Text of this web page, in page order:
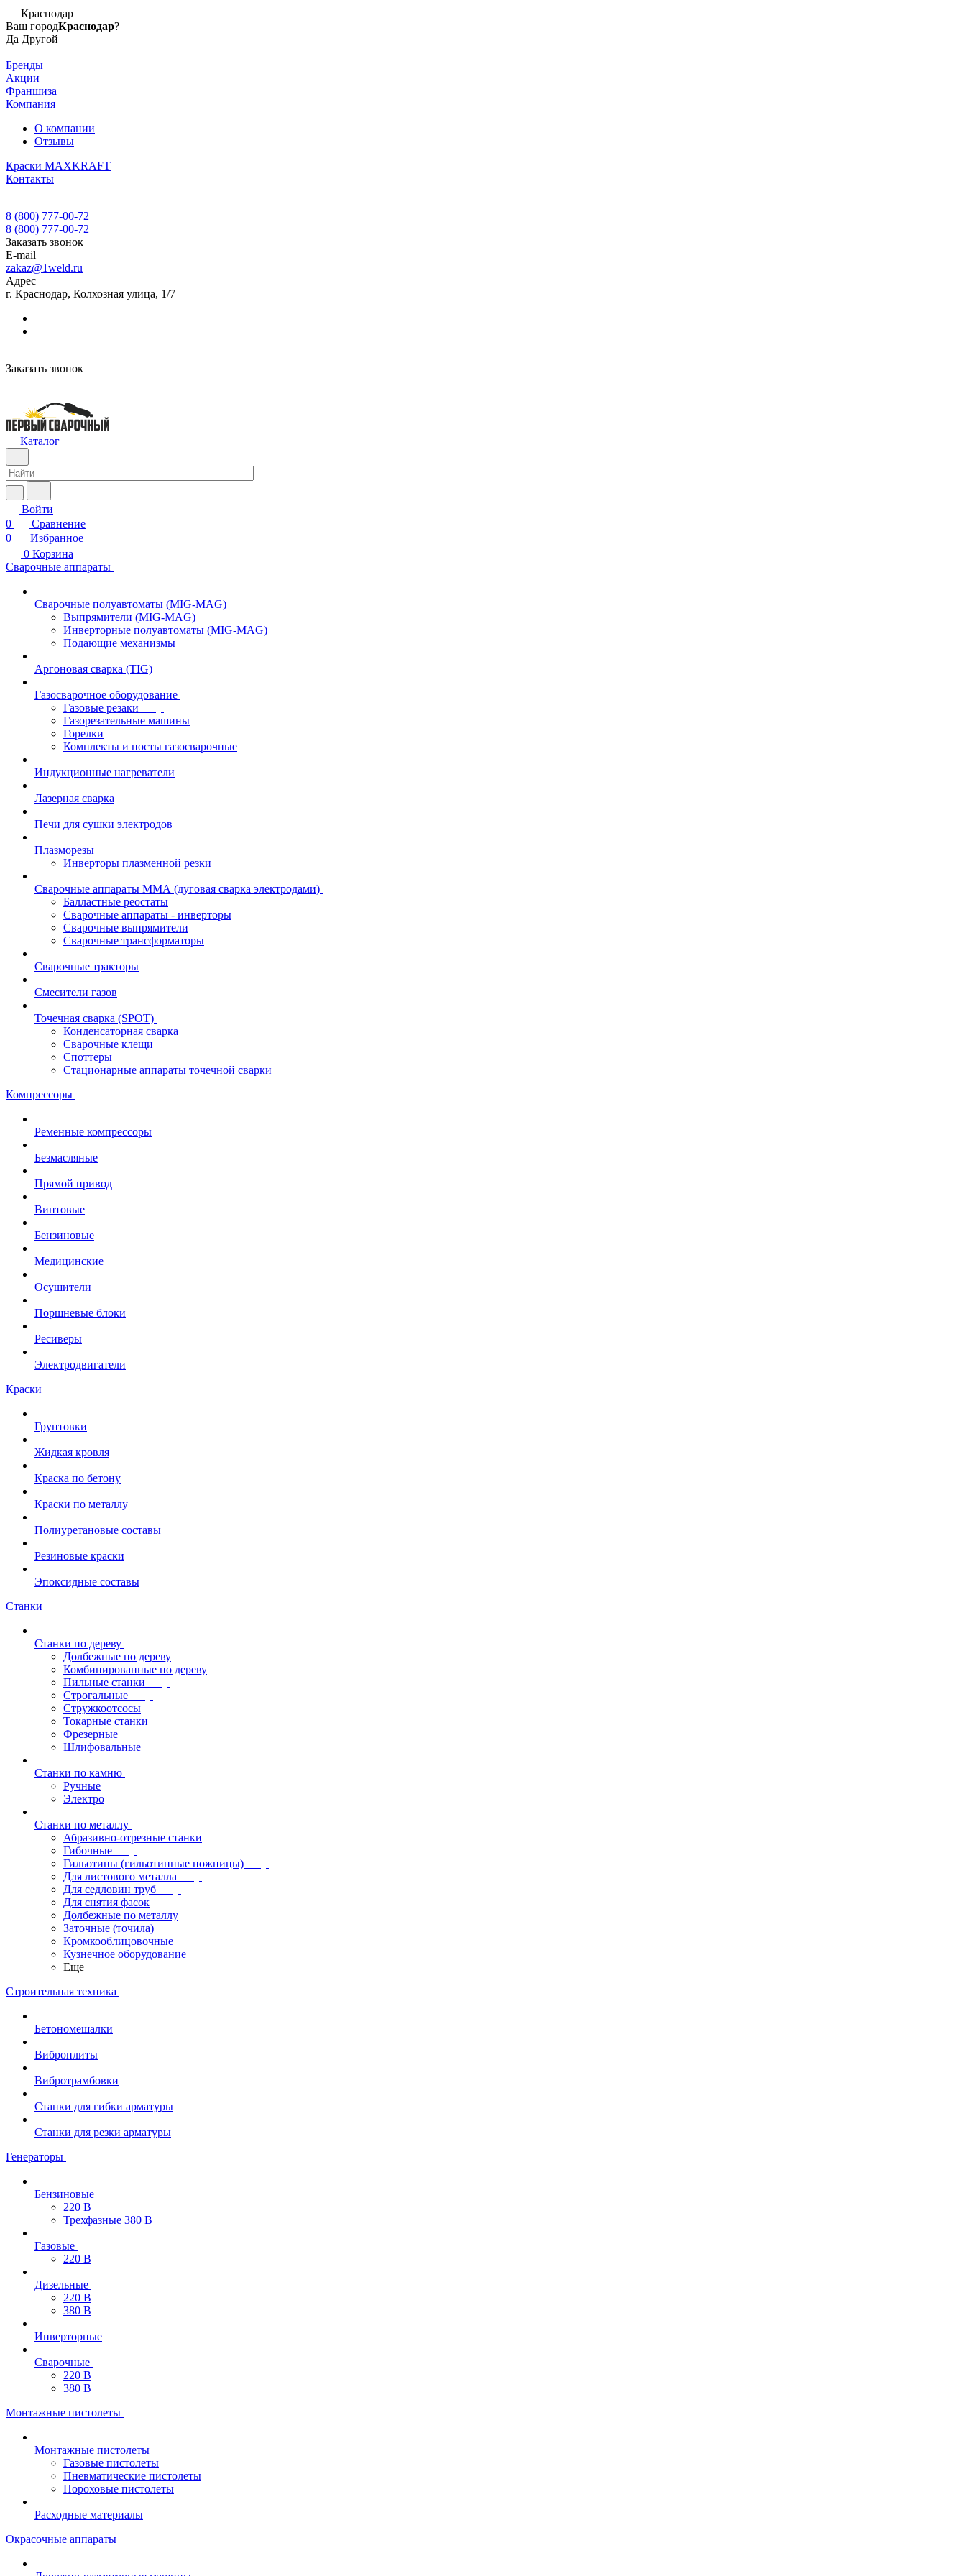
Краснодар
Ваш городКраснодар?
Да Другой
Бренды
Акции
Франшиза
Компания
О компании
Отзывы
Краски MAXKRAFT
Контакты
8 (800) 777-00-72
8 (800) 777-00-72
Заказать звонок
E-mail
zakaz@1weld.ru
Адрес
г. Краснодар, Колхозная улица, 1/7
Заказать звонок
Каталог
Войти
0
Сравнение
0
Избранное
0 Корзина
Сварочные аппараты
Сварочные полуавтоматы (MIG-MAG)
Выпрямители (MIG-MAG)
Инверторные полуавтоматы (MIG-MAG)
Подающие механизмы
Аргоновая сварка (TIG)
Газосварочное оборудование
Газовые резаки
Газорезательные машины
Горелки
Комплекты и посты газосварочные
Индукционные нагреватели
Лазерная сварка
Печи для сушки электродов
Плазморезы
Инверторы плазменной резки
Сварочные аппараты ММА (дуговая сварка электродами)
Балластные реостаты
Сварочные аппараты - инверторы
Сварочные выпрямители
Сварочные трансформаторы
Сварочные тракторы
Смесители газов
Точечная сварка (SPOT)
Конденсаторная сварка
Сварочные клещи
Споттеры
Стационарные аппараты точечной сварки
Компрессоры
Ременные компрессоры
Безмасляные
Прямой привод
Винтовые
Бензиновые
Медицинские
Осушители
Поршневые блоки
Ресиверы
Электродвигатели
Краски
Грунтовки
Жидкая кровля
Краска по бетону
Краски по металлу
Полиуретановые составы
Резиновые краски
Эпоксидные составы
Станки
Станки по дереву
Долбежные по дереву
Комбинированные по дереву
Пильные станки
Строгальные
Стружкоотсосы
Токарные станки
Фрезерные
Шлифовальные
Станки по камню
Ручные
Электро
Станки по металлу
Абразивно-отрезные станки
Гибочные
Гильотины (гильотинные ножницы)
Для листового металла
Для седловин труб
Для снятия фасок
Долбежные по металлу
Заточные (точила)
Кромкооблицовочные
Кузнечное оборудование
Еще
Строительная техника
Бетономешалки
Виброплиты
Вибротрамбовки
Станки для гибки арматуры
Станки для резки арматуры
Генераторы
Бензиновые
220 В
Трехфазные 380 В
Газовые
220 В
Дизельные
220 В
380 В
Инверторные
Сварочные
220 В
380 В
Монтажные пистолеты
Монтажные пистолеты
Газовые пистолеты
Пневматические пистолеты
Пороховые пистолеты
Расходные материалы
Окрасочные аппараты